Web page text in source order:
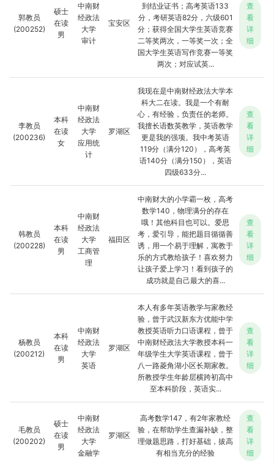
郭教员
(200252)
硕士
在读
男
中南财
经政法
大学
审计
宝安区
到结业证书；高考英语133
分，考研英语82分，六级601
分；获得全国大学生英语竞赛
二等奖两次，一等奖一次；全
国大学生英语写作竞赛一等奖
两次；对应试英...
查
看
详
细
李教员
(200236)
本科
在读
女
中南财
经政法
大学
应用统
计
罗湖区
我现在是中南财经政法大学本
科大二在读。我是一个有耐
心，有经验，负责任的老师。
我擅长语数英教学，英语教学
更是我的强项。我中考英语
119分（满分120），高考英
语140分（满分150），英语
四级633分...
查
看
详
细
韩教员
(200228)
本科
在读
男
中南财
经政法
大学
工商管
理
福田区
中南财大的小学霸一枚，高考
数学140，物理满分的存在
哦！其他科目也可以。爱思
考，爱引导，能把题目循循善
诱，用一个易于理解，寓教于
乐的方式教给孩子！喜欢努力
让孩子爱上学习！看到孩子的
成功就是自己最大的喜...
查
看
详
细
杨教员
(200212)
本科
在读
男
中南财
经政法
大学
英语
罗湖区
本人有多年英语教学与家教经
验，曾于武汉新东方优能中学
教授英语听力口语课程，曾于
中南财经政法大学教授本科一
年级学生大学英语课程，曾于
八一路菱角湖小区长期家教。
所教授学生年龄层横跨初高中
至本科阶段，英语实...
查
看
详
细
毛教员
(200202)
硕士
在读
男
中南财
经政法
大学
金融学
罗湖区
高考数学147，有2年家教经
验，在帮助学生查漏补缺，整
理做题思路，打好基础，拔高
有相当充分的经验
查
看
详
细